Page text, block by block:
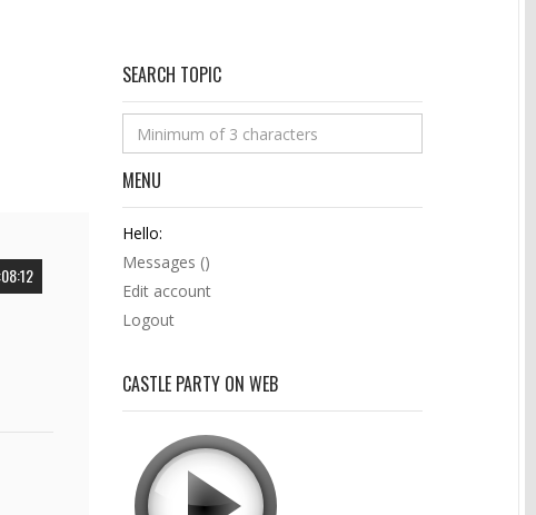
SEARCH TOPIC
MENU
Hello:
Messages ()
Edit account
Logout
CASTLE PARTY ON WEB